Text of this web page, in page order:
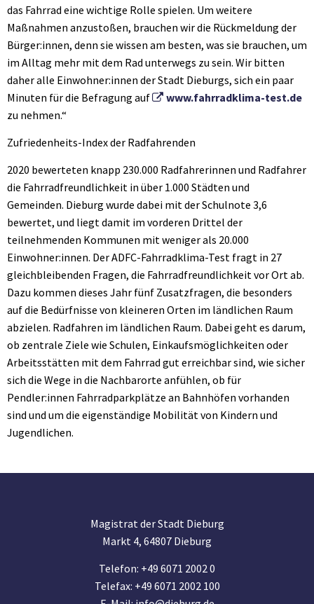
das Fahrrad eine wichtige Rolle spielen. Um weitere
Maßnahmen anzustoßen, brauchen wir die Rückmeldung der
Bürger:innen, denn sie wissen am besten, was sie brauchen, um
im Alltag mehr mit dem Rad unterwegs zu sein. Wir bitten
daher alle Einwohner:innen der Stadt Dieburgs, sich ein paar
Minuten für die Befragung auf
www.fahrradklima-test.de
zu nehmen.“
Zufriedenheits-Index der Radfahrenden
2020 bewerteten knapp 230.000 Radfahrerinnen und Radfahrer
die Fahrradfreundlichkeit in über 1.000 Städten und
Gemeinden. Dieburg wurde dabei mit der Schulnote 3,6
bewertet, und liegt damit im vorderen Drittel der
teilnehmenden Kommunen mit weniger als 20.000
Einwohner:innen. Der ADFC-Fahrradklima-Test fragt in 27
gleichbleibenden Fragen, die Fahrradfreundlichkeit vor Ort ab.
Dazu kommen dieses Jahr fünf Zusatzfragen, die besonders
auf die Bedürfnisse von kleineren Orten im ländlichen Raum
abzielen. Radfahren im ländlichen Raum. Dabei geht es darum,
ob zentrale Ziele wie Schulen, Einkaufsmöglichkeiten oder
Arbeitsstätten mit dem Fahrrad gut erreichbar sind, wie sicher
sich die Wege in die Nachbarorte anfühlen, ob für
Pendler:innen Fahrradparkplätze an Bahnhöfen vorhanden
sind und um die eigenständige Mobilität von Kindern und
Jugendlichen.
Magistrat der Stadt Dieburg
Markt 4, 64807 Dieburg
Telefon: +49 6071 2002 0
Telefax: +49 6071 2002 100